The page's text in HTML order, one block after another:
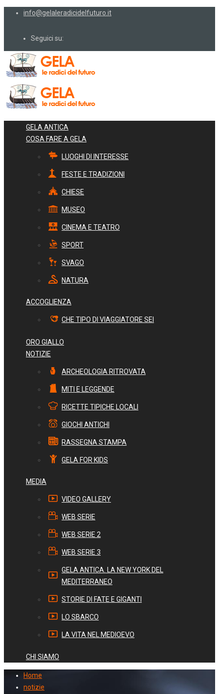
info@gelaleradicidelfuturo.it
Seguici su:
GELA ANTICA
COSA FARE A GELA
LUOGHI DI INTERESSE
FESTE E TRADIZIONI
CHIESE
MUSEO
CINEMA E TEATRO
SPORT
SVAGO
NATURA
ACCOGLIENZA
CHE TIPO DI VIAGGIATORE SEI
ORO GIALLO
NOTIZIE
ARCHEOLOGIA RITROVATA
MITI E LEGGENDE
RICETTE TIPICHE LOCALI
GIOCHI ANTICHI
RASSEGNA STAMPA
GELA FOR KIDS
MEDIA
VIDEO GALLERY
WEB SERIE
WEB SERIE 2
WEB SERIE 3
GELA ANTICA. LA NEW YORK DEL
MEDITERRANEO
STORIE DI FATE E GIGANTI
LO SBARCO
LA VITA NEL MEDIOEVO
CHI SIAMO
Home
notizie